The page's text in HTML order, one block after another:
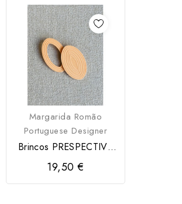
Margarida Romão
Portuguese Designer
Brincos PRESPECTIVA
Modartt Craft
19,50 €